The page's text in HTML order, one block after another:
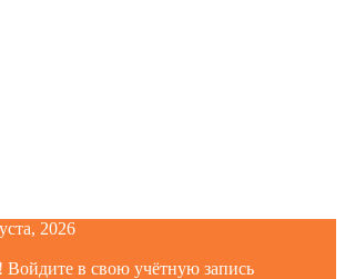
2026
Войдите в свою учётную запись